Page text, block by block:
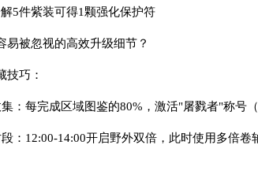
5件紫装可得1颗强化保护符
易被忽视的高效升级细节？
技巧：
：每完成区域图鉴的80%，激活"屠戮者"称号（
：12:00-14:00开启野外双倍，此时使用多倍卷